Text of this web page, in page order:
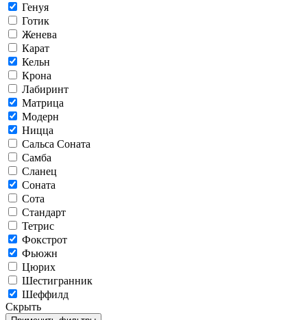
Генуя
Готик
Женева
Карат
Кельн
Крона
Лабиринт
Матрица
Модерн
Ницца
Сальса Соната
Самба
Сланец
Соната
Сота
Стандарт
Тетрис
Фокстрот
Фьюжн
Цюрих
Шестигранник
Шеффилд
Скрыть